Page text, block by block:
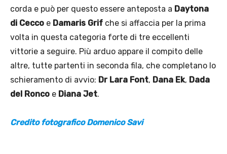
corda e può per questo essere anteposta a Daytona
di Cecco e Damaris Grif che si affaccia per la prima
volta in questa categoria forte di tre eccellenti
vittorie a seguire. Più arduo appare il compito delle
altre, tutte partenti in seconda fila, che completano lo
schieramento di avvio: Dr Lara Font, Dana Ek, Dada
del Ronco e Diana Jet.
Credito fotografico Domenico Savi